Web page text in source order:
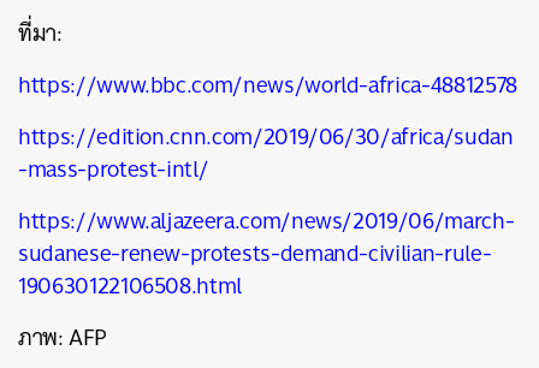
ที่มา:
https://www.bbc.com/news/world-africa-48812578
https://edition.cnn.com/2019/06/30/africa/sudan
-mass-protest-intl/
https://www.aljazeera.com/news/2019/06/march-
sudanese-renew-protests-demand-civilian-rule-
190630122106508.html
ภาพ: AFP